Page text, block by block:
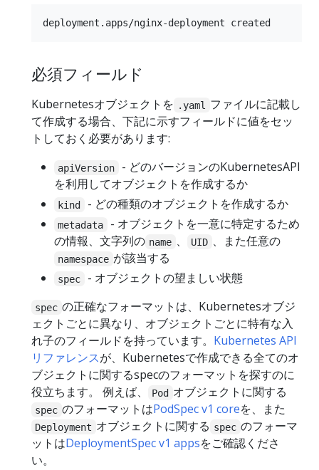
必須フィールド
Kubernetesオブジェクトを .yaml
ファイルに記載し
て作成する場合、下記に示すフィールドに値をセッ
トしておく必要があります:
apiVersion
- どのバージョンのKubernetesAPI
を利用してオブジェクトを作成するか
kind - どの種類のオブジェクトを作成するか
metadata
- オブジェクトを一意に特定するため
の情報、文字列の name 、 UID 、また任意の
namespace が該当する
spec - オブジェクトの望ましい状態
spec の正確なフォーマットは、Kubernetesオブジ
ェクトごとに異なり、オブジェクトごとに特有な入
れ子のフィールドを持っています。 Kubernetes API
リファレンスが、Kubernetesで作成できる全てのオ
ブジェクトに関するspecのフォーマットを探すのに
役立ちます。 例えば、
Pod オブジェクトに関する
spec のフォーマットはPodSpec v1 coreを、また
Deployment オブジェクトに関する spec のフォーマ
ットはDeploymentSpec v1 appsをご確認くださ
い。